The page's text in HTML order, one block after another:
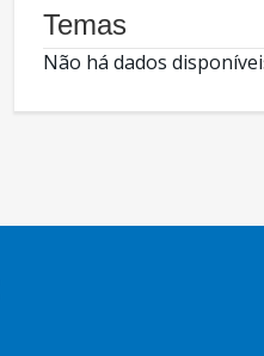
Temas
Não há dados